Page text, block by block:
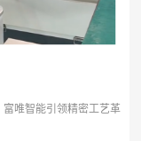
唯智能引领精密工艺革